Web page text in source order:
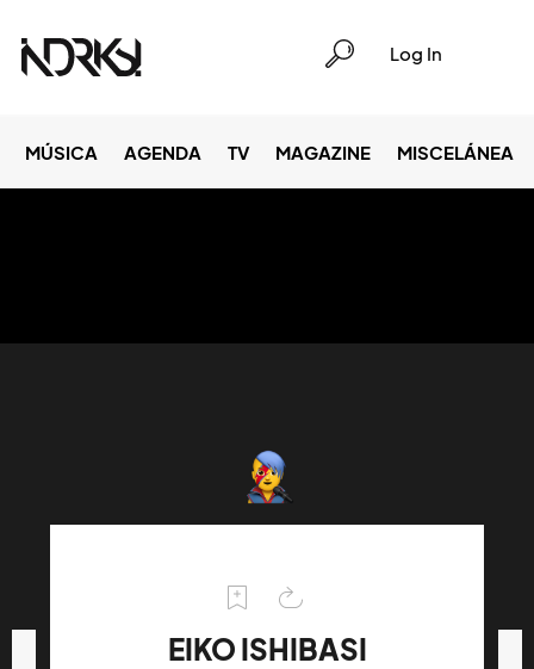
Log In
MÚSICA AGENDA TV MAGAZINE MISCELÁNEA
EIKO ISHIBASI